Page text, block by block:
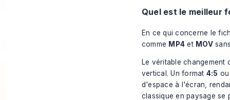
Quel est le meilleur
En ce qui concerne le
comme MP4 et MOV
Le véritable
vertical. Un format 4:5
d'espace à l'écran,
classique en paysage se